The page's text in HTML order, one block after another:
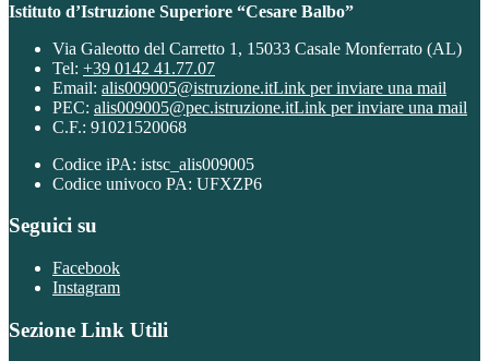
Istituto d’Istruzione Superiore “Cesare Balbo”
Via Galeotto del Carretto 1, 15033 Casale Monferrato (AL)
Tel: +39 0142 41.77.07
Email: alis009005@istruzione.itLink per inviare una mail
PEC: alis009005@pec.istruzione.itLink per inviare una mail
C.F.: 91021520068
Codice iPA: istsc_alis009005
Codice univoco PA: UFXZP6
Seguici su
Facebook
Instagram
Sezione Link Utili